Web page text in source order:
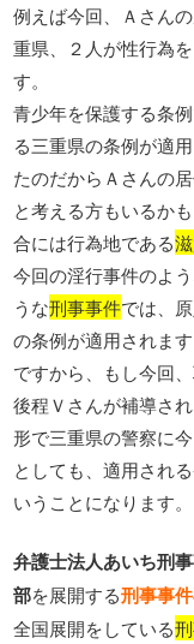
例えば今回、Ａさん
重県、２人が性行為
す。
青少年を保護する条
る三重県の条例が適
たのだからＡさんの
と考える方もいるか
合には行為地である
今回の淫行事件のよ
うな刑事事件では、
の条例が適用されます
ですから、もし今回
後程Ｖさんが補導さ
形で三重県の警察に
としても、適用され
いうことになります。
弁護士法人あいち刑
部を展開する刑事事
全国展開をしている